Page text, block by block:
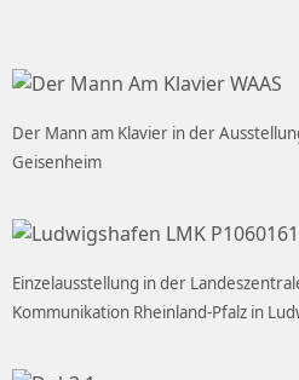
Der Mann am Klavier in der
Geisenheim
Einzelausstellung in der
Kommunikation Rheinland-Pfalz in